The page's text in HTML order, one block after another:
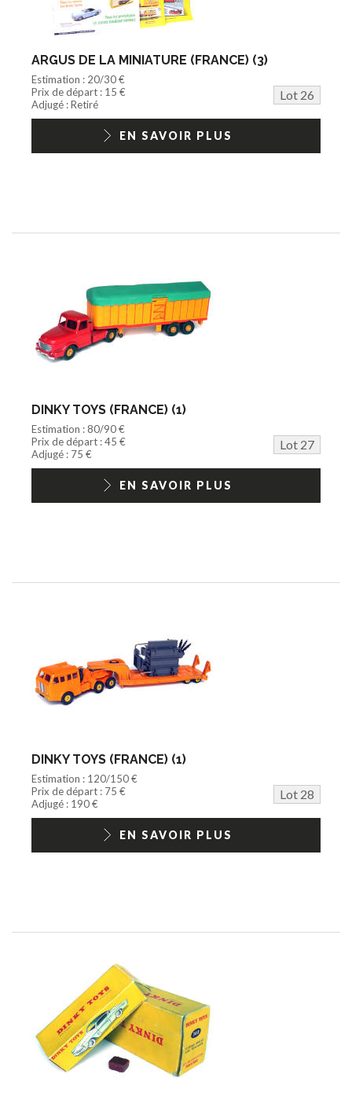
ARGUS DE LA MINIATURE (FRANCE) (3)
Estimation : 20/30 €
Prix de départ : 15 €
Lot 26
Adjugé : Retiré
EN SAVOIR PLUS
DINKY TOYS (FRANCE) (1)
Estimation : 80/90 €
Prix de départ : 45 €
Lot 27
Adjugé : 75 €
EN SAVOIR PLUS
DINKY TOYS (FRANCE) (1)
Estimation : 120/150 €
Prix de départ : 75 €
Lot 28
Adjugé : 190 €
EN SAVOIR PLUS